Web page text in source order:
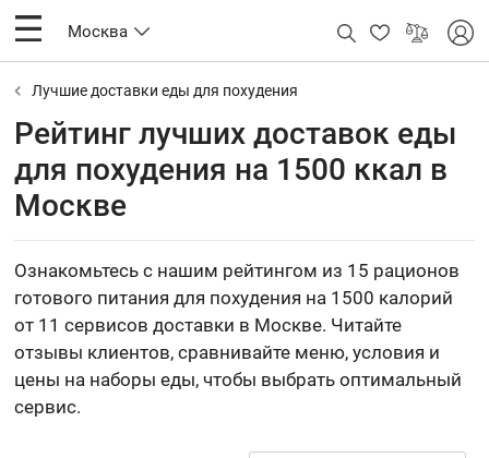
Москва
Лучшие доставки еды для похудения
Рейтинг лучших доставок еды
для похудения на 1500 ккал в
Москве
Ознакомьтесь с нашим рейтингом из 15 рационов
готового питания для похудения на 1500 калорий
от 11 сервисов доставки в Москве. Читайте
отзывы клиентов, сравнивайте меню, условия и
цены на наборы еды, чтобы выбрать оптимальный
сервис.